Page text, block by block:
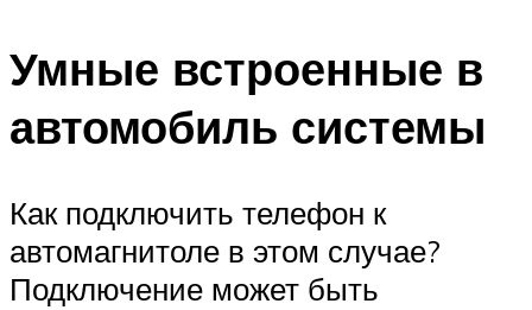
Умные встроенные в
автомобиль системы
Как подключить телефон к
автомагнитоле в этом случае?
Подключение может быть